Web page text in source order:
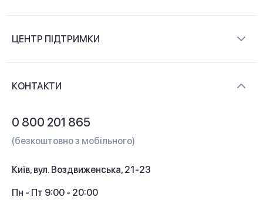
Контакти
ЦЕНТР ПІДТРИМКИ
Кешбек
КОНТАКТИ
0 800 201 865
(безкоштовно з мобільного)
Київ, вул. Воздвиженська, 21-23
Пн - Пт 9:00 - 20:00